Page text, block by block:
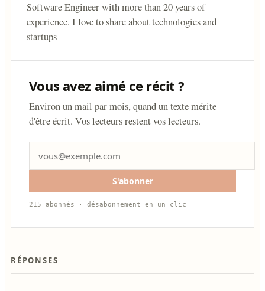
Software Engineer with more than 20 years of
experience. I love to share about technologies and
startups
Vous avez aimé ce récit ?
Environ un mail par mois, quand un texte mérite
d'être écrit. Vos lecteurs restent vos lecteurs.
S'abonner
215 abonnés · désabonnement en un clic
RÉPONSES